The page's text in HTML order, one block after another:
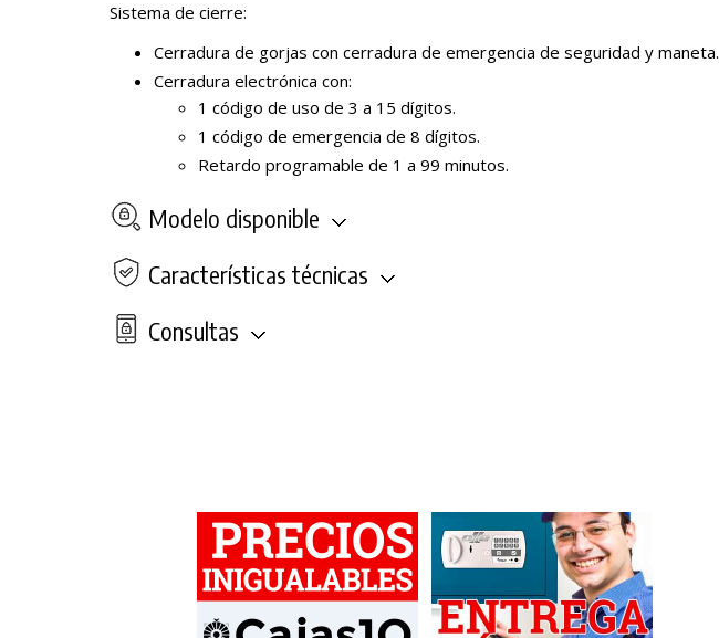
Sistema de cierre:
Cerradura de gorjas con cerradura de emergencia de seguridad y maneta.
Cerradura electrónica con:
1 código de uso de 3 a 15 dígitos.
1 código de emergencia de 8 dígitos.
Retardo programable de 1 a 99 minutos.
Modelo disponible
Características técnicas
Consultas